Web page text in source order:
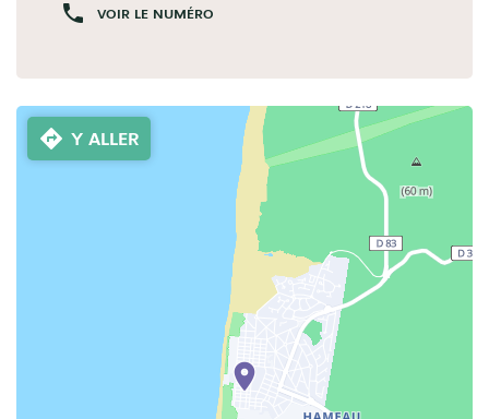
VOIR LE NUMÉRO
Y ALLER